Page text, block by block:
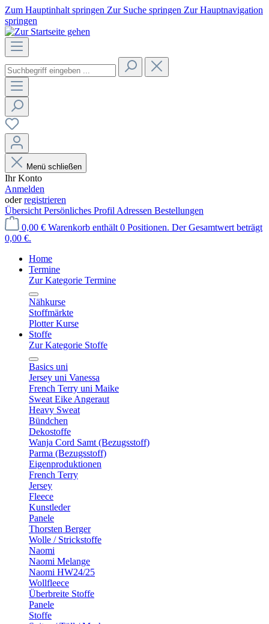
Zum Hauptinhalt springen Zur Suche springen Zur Hauptnavigation
springen
Menü schließen
Ihr Konto
Anmelden
oderregistrieren
Übersicht Persönliches Profil Adressen Bestellungen
0,00 € Warenkorb enthält 0 Positionen. Der Gesamtwert beträgt
0,00 €.
Home
Termine
Zur Kategorie Termine
Nähkurse
Stoffmärkte
Plotter Kurse
Stoffe
Zur Kategorie Stoffe
Basics uni
Jersey uni Vanessa
French Terry uni Maike
Sweat Eike Angeraut
Heavy Sweat
Bündchen
Dekostoffe
Wanja Cord Samt (Bezugsstoff)
Parma (Bezugsstoff)
Eigenproduktionen
French Terry
Jersey
Fleece
Kunstleder
Panele
Thorsten Berger
Wolle / Strickstoffe
Naomi
Naomi Melange
Naomi HW24/25
Wollfleece
Überbreite Stoffe
Panele
Stoffe